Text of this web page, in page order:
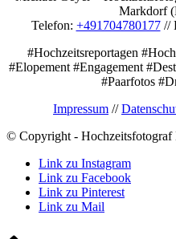
Markdorf
Telefon: +491704780177//
#Hochzeitsreportagen
#Elopement #Engagement
#Paarfotos
Impressum //
© Copyright - Hochzeitsfotograf
Link zu Instagram
Link zu Facebook
Link zu Pinterest
Link zu Mail